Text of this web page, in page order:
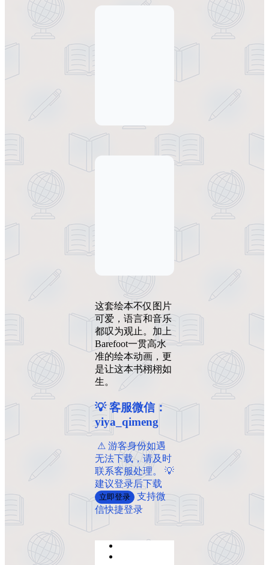
这套绘本不仅图片
可爱，语言和音乐
都叹为观止。加上
Barefoot一贯高水
准的绘本动画，更
是让这本书栩栩如
生。
💡 客服微信：
yiya_qimeng
️ ️⚠ 游客身份如遇
无法下载，请及时
联系客服处理。 💡
建议登录后下载
立即登录
支持微
信快捷登录